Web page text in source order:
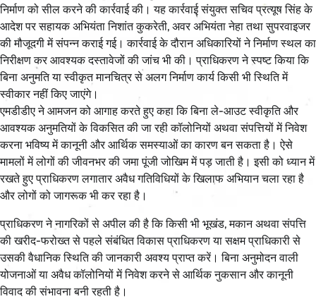
निर्माण को सील करने की कार्रवाई की। यह कार्रवाई संयुक्त सचिव प्रत्यूष सिंह के
आदेश पर सहायक अभियंता निशांत कुकरेती, अवर अभियंता नेहा तथा सुपरवाइजर
की मौजूदगी में संपन्न कराई गई। कार्रवाई के दौरान अधिकारियों ने निर्माण स्थल का
निरीक्षण कर आवश्यक दस्तावेजों की जांच भी की। प्राधिकरण ने स्पष्ट किया कि
बिना अनुमति या स्वीकृत मानचित्र से अलग निर्माण कार्य किसी भी स्थिति में
स्वीकार नहीं किए जाएंगे।
एमडीडीए ने आमजन को आगाह करते हुए कहा कि बिना ले-आउट स्वीकृति और
आवश्यक अनुमतियों के विकसित की जा रही कॉलोनियों अथवा संपत्तियों में निवेश
करना भविष्य में कानूनी और आर्थिक समस्याओं का कारण बन सकता है। ऐसे
मामलों में लोगों की जीवनभर की जमा पूंजी जोखिम में पड़ जाती है। इसी को ध्यान में
रखते हुए प्राधिकरण लगातार अवैध गतिविधियों के खिलाफ अभियान चला रहा है
और लोगों को जागरूक भी कर रहा है।
प्राधिकरण ने नागरिकों से अपील की है कि किसी भी भूखंड, मकान अथवा संपत्ति
की खरीद-फरोख्त से पहले संबंधित विकास प्राधिकरण या सक्षम प्राधिकारी से
उसकी वैधानिक स्थिति की जानकारी अवश्य प्राप्त करें। बिना अनुमोदन वाली
योजनाओं या अवैध कॉलोनियों में निवेश करने से आर्थिक नुकसान और कानूनी
विवाद की संभावना बनी रहती है।